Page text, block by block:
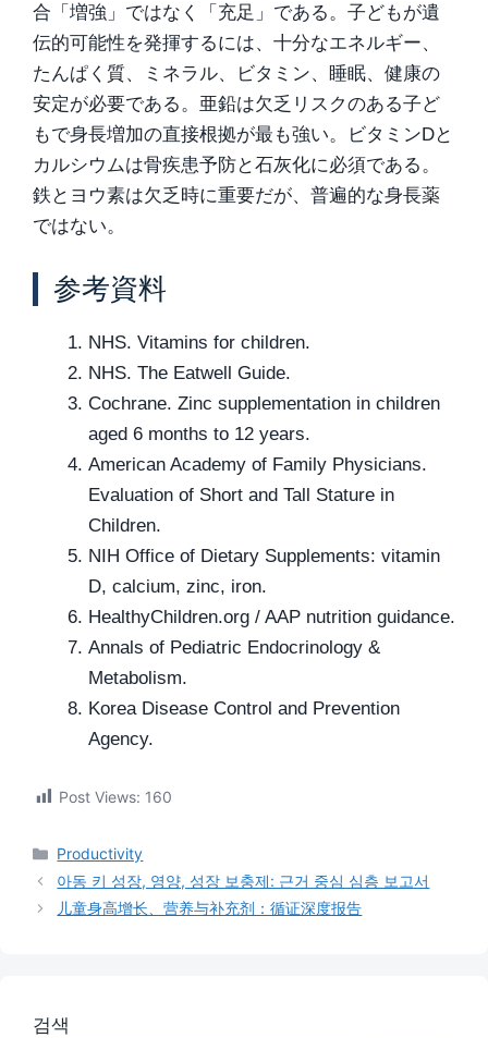
合「増強」ではなく「充足」である。子どもが遺
伝的可能性を発揮するには、十分なエネルギー、
たんぱく質、ミネラル、ビタミン、睡眠、健康の
安定が必要である。亜鉛は欠乏リスクのある子ど
もで身長増加の直接根拠が最も強い。ビタミンDと
カルシウムは骨疾患予防と石灰化に必須である。
鉄とヨウ素は欠乏時に重要だが、普遍的な身長薬
ではない。
参考資料
NHS. Vitamins for children.
NHS. The Eatwell Guide.
Cochrane. Zinc supplementation in children
aged 6 months to 12 years.
American Academy of Family Physicians.
Evaluation of Short and Tall Stature in
Children.
NIH Office of Dietary Supplements: vitamin
D, calcium, zinc, iron.
HealthyChildren.org / AAP nutrition guidance.
Annals of Pediatric Endocrinology &
Metabolism.
Korea Disease Control and Prevention
Agency.
Post Views: 160
카
테
리
Productivity
아동 키 성장, 영양, 성장 보충제: 근거 중심 심층 보고서
儿童身高增长、营养与补充剂：循证深度报告
검색